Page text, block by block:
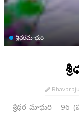
శ్రీథరమాధురి
శ్రీధర మాధురి - 96